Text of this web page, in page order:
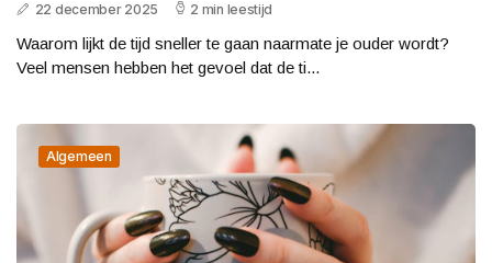
22 december 2025 2 min leestijd
Waarom lijkt de tijd sneller te gaan naarmate je ouder wordt?
Veel mensen hebben het gevoel dat de ti...
Algemeen